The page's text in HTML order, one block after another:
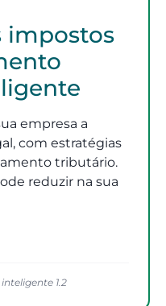
impostos
empresa a
com estratégias
tributário.
reduzir na sua
1.2